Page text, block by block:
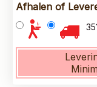
Afhalen of